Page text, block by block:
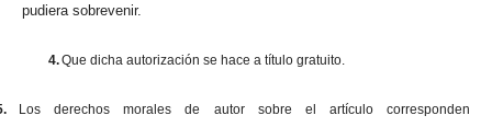
pudiera sobrevenir.
4.Que dicha autorización se hace a título gratuito.
Los derechos morales de autor sobre el artículo corresponden